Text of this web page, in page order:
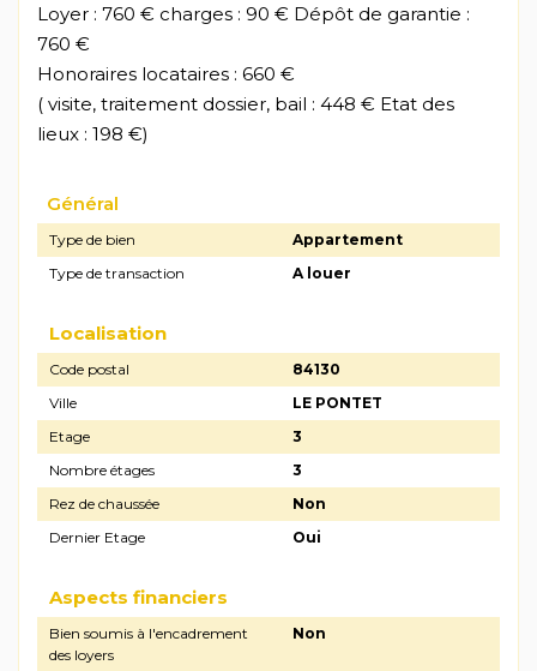
Loyer : 760 € charges : 90 € Dépôt de garantie :
760 €
Honoraires locataires : 660 €
( visite, traitement dossier, bail : 448 € Etat des
lieux : 198 €)
Général
Type de bien
Appartement
Type de transaction
A louer
Localisation
Code postal
84130
Ville
LE PONTET
Etage
3
Nombre étages
3
Rez de chaussée
Non
Dernier Etage
Oui
Aspects financiers
Bien soumis à l'encadrement
des loyers
Non